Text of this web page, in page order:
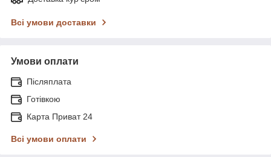
Всі умови доставки
Умови оплати
Післяплата
Готівкою
Карта Приват 24
Всі умови оплати